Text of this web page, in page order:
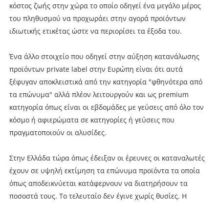
κόστος ζωής στην χώρα το οποίο οδηγεί ένα μεγάλο μέρος
του πληθυσμού να προχωράει στην αγορά προϊόντων
ιδιωτικής ετικέτας ώστε να περιορίσει τα έξοδα του.
Ένα άλλο στοιχείο που οδηγεί στην αύξηση κατανάλωσης
προϊόντων private label στην Ευρώπη είναι ότι αυτά
ξέφυγαν αποκλειστικά από την κατηγορία "φθηνότερα από
τα επώνυμα" αλλά πλέον λειτουργούν και ως premium
κατηγορία όπως είναι οι εβδομάδες με γεύσεις από όλο τον
κόσμο ή αφιερώματα σε κατηγορίες ή γεύσεις που
πραγματοποιούν οι αλυσίδες.
Στην Ελλάδα τώρα όπως έδειξαν οι έρευνες οι καταναλωτές
έχουν σε υψηλή εκτίμηση τα επώνυμα προϊόντα τα οποία
όπως αποδεικνύεται κατάφερνουν να διατηρήσουν τα
ποσοστά τους. Το τελευταίο δεν έγινε χωρίς θυσίες. Η